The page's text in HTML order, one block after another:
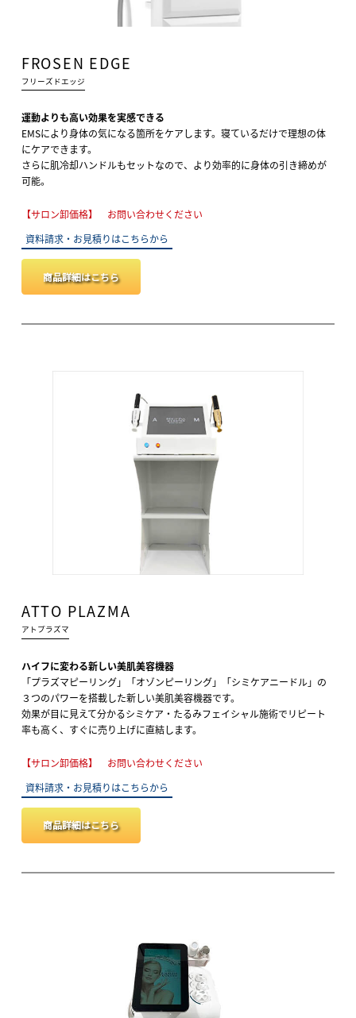
FROSEN EDGE
フリーズドエッジ
運動よりも高い効果を実感できる
EMSにより身体の気になる箇所をケアします。寝ているだけで理想の体
にケアできます。
さらに肌冷却ハンドルもセットなので、より効率的に身体の引き締めが
可能。
【サロン卸価格】 お問い合わせください
資料請求・お見積りはこちらから
商品詳細はこちら
ATTO PLAZMA
アトプラズマ
ハイフに変わる新しい美肌美容機器
「プラズマピーリング」「オゾンピーリング」「シミケアニードル」の
３つのパワーを搭載した新しい美肌美容機器です。
効果が目に見えて分かるシミケア・たるみフェイシャル施術でリピート
率も高く、すぐに売り上げに直結します。
【サロン卸価格】 お問い合わせください
資料請求・お見積りはこちらから
商品詳細はこちら